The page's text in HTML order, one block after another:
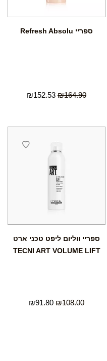
ספריי Refresh Absolu
₪164.90
₪152.53
ספריי ווליום ליפט טכני ארט
TECNI ART VOLUME LIFT
₪108.00
₪91.80